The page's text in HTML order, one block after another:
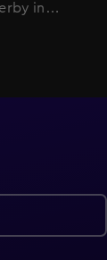
in
te